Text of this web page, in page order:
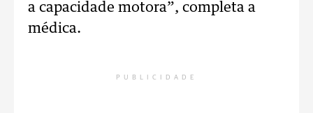
a capacidade motora”, completa a
médica.
PUBLICIDADE